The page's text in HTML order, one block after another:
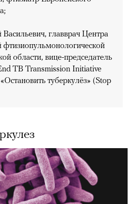
главврач Центра
фтизиопульмонологической
области, вице-председатель
TB Transmission Initiative
туберкулёз» (Stop